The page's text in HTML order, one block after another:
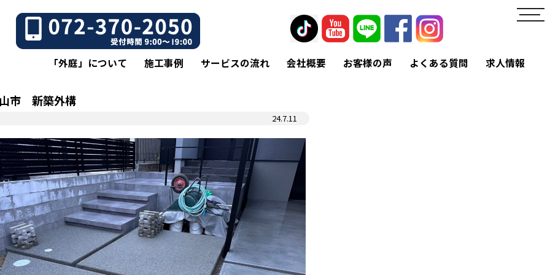
toggle
「外庭」について 施工事例 サービスの流れ 会社概要 お客様の声 よくある質問 求人情報
市 新築外構
24.7.11